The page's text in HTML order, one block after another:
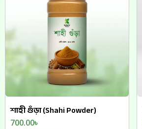
শাহী গুঁড়া (Shahi Powder)
700.00৳